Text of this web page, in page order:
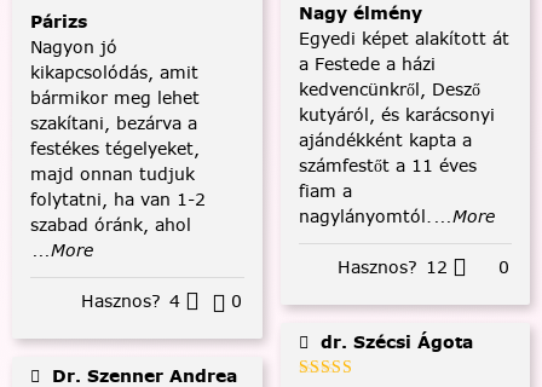
Párizs
Nagyon jó
kikapcsolódás, amit
bármikor meg lehet
szakítani, bezárva a
festékes tégelyeket,
majd onnan tudjuk
folytatni, ha van 1-2
szabad óránk, ahol
...More
Hasznos? 4 0
Nagy élmény
Egyedi képet alakított át
a Festede a házi
kedvencünkről, Desző
kutyáról, és karácsonyi
ajándékként kapta a
számfestőt a 11 éves
fiam a
nagylányomtól. ...More
Hasznos? 12 0
dr. Szécsi Ágota